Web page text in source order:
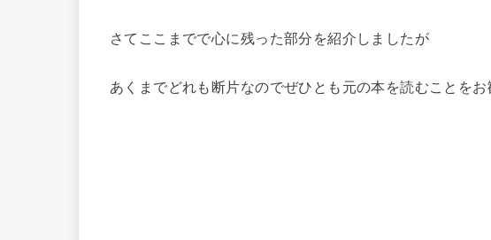
さてここまでで心に残った部分を紹介しましたが
あくまでどれも断片なのでぜひとも元の本を読むことをお